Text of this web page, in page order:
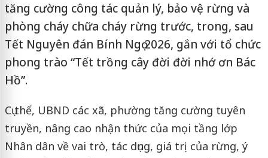
tăng cường công tác quản lý, bảo vệ rừng và
phòng cháy chữa cháy rừng trước, trong, sau
Tết Nguyên đán Bính Ngọ 2026, gắn với tổ chức
phong trào “Tết trồng cây đời đời nhớ ơn Bác
Hồ”.
Cụ thể, UBND các xã, phường tăng cường tuyên
truyền, nâng cao nhận thức của mọi tầng lớp
Nhân dân về vai trò, tác dụng, giá trị của rừng, ý